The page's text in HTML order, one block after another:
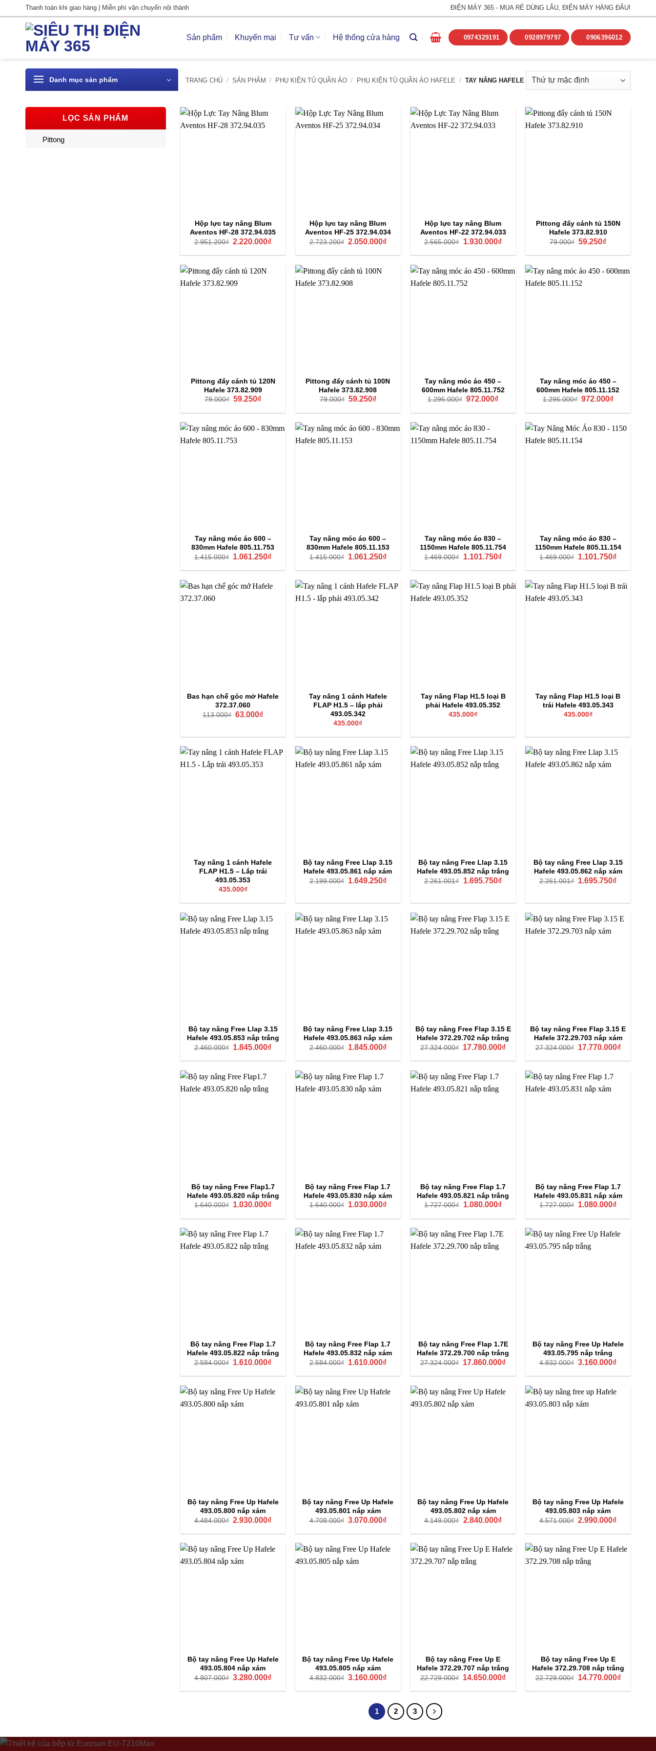
qua
Thanh toán khi giao hàng | Miễn phí vận chuyển nội thành ĐIỆN MÁY 365 - MUA RẺ DÙNG LÂU, ĐIỆN MÁY HÀNG ĐẦU!
Sản phẩm Khuyến mại Tư vấn Hệ thống cửa hàng 0974329191 0928979797 0906396012
Danh mục sản phẩm TRANG CHỦ / SẢN PHẨM / PHỤ KIỆN TỦ QUẦN ÁO / PHỤ KIỆN TỦ QUẦN ÁO HAFELE / TAY NÂNG HAFELE
LỌC SẢN PHẨM
Pittong
Hộp lực tay nâng Blum
Aventos HF-28 372.94.035
2.951.200₫ Giá
là:
2.220.000₫Giá
tại
2.220.000₫.
Hộp lực tay nâng Blum
Aventos HF-25 372.94.034
2.723.200₫ Giá
là:
2.050.000₫Giá
tại
2.050.000₫.
Hộp lực tay nâng Blum
Aventos HF-22 372.94.033
2.565.000₫ Giá
là:
1.930.000₫Giá
tại
1.930.000₫.
Pittong đẩy cánh tủ 150N
Hafele 373.82.910
79.000₫ Giá
là:
59.250₫Giá
tại
59.250₫.
Pittong đẩy cánh tủ 120N
Hafele 373.82.909
79.000₫ Giá
là:
59.250₫Giá
tại
59.250₫.
Pittong đẩy cánh tủ 100N
Hafele 373.82.908
79.000₫ Giá
là:
59.250₫Giá
tại
59.250₫.
Tay nâng móc áo 450 –
600mm Hafele 805.11.752
1.296.000₫ Giá
là:
972.000₫Giá
tại
972.000₫.
Tay nâng móc áo 450 –
600mm Hafele 805.11.152
1.296.000₫ Giá
là:
972.000₫Giá
tại
972.000₫.
Tay nâng móc áo 600 –
830mm Hafele 805.11.753
1.415.000₫ Giá
là:
1.061.250₫Giá
tại
1.061.250₫.
Tay nâng móc áo 600 –
830mm Hafele 805.11.153
1.415.000₫ Giá
là:
1.061.250₫Giá
tại
1.061.250₫.
Tay nâng móc áo 830 –
1150mm Hafele 805.11.754
1.469.000₫ Giá
là:
1.101.750₫Giá
tại
1.101.750₫.
Tay nâng móc áo 830 –
1150mm Hafele 805.11.154
1.469.000₫ Giá
là:
1.101.750₫Giá
tại
1.101.750₫.
Bas hạn chế góc mở Hafele
372.37.060
113.000₫ Giá
63.000₫Giá
Tay nâng 1 cánh Hafele
FLAP H1.5 – lắp phải
493.05.342
435.000₫
Tay nâng Flap H1.5 loại B
phải Hafele 493.05.352
435.000₫
Tay nâng Flap H1.5 loại B
trái Hafele 493.05.343
435.000₫
Tay nâng 1 cánh Hafele
FLAP H1.5 – Lắp trái
493.05.353
435.000₫
Bộ tay nâng Free Llap 3.15
Hafele 493.05.861 nắp xám
2.199.000₫ Giá
1.649.250₫Giá
Bộ tay nâng Free Llap 3.15
Hafele 493.05.852 nắp trắng
2.261.001₫ Giá
1.695.750₫Giá
Bộ tay nâng Free Llap 3.15
Hafele 493.05.862 nắp xám
2.261.001₫ Giá
1.695.750₫Giá
Bộ tay nâng Free Llap 3.15
Hafele 493.05.853 nắp trắng
2.460.000₫ Giá
là:
1.845.000₫Giá
tại
1.845.000₫.
Bộ tay nâng Free Llap 3.15
Hafele 493.05.863 nắp xám
2.460.000₫ Giá
là:
1.845.000₫Giá
tại
1.845.000₫.
Bộ tay nâng Free Flap 3.15 E
Hafele 372.29.702 nắp trắng
27.324.000₫ Giá
là:
17.780.000₫Giá
tại
17.780.000₫.
Bộ tay nâng Free Flap 3.15 E
Hafele 372.29.703 nắp xám
27.324.000₫ Giá
là:
17.770.000₫Giá
tại
Bộ tay nâng Free Flap1.7
Hafele 493.05.820 nắp trắng
1.640.000₫ Giá
là:
1.030.000₫Giá
tại
1.030.000₫.
Bộ tay nâng Free Flap 1.7
Hafele 493.05.830 nắp xám
1.640.000₫ Giá
là:
1.030.000₫Giá
tại
1.030.000₫.
Bộ tay nâng Free Flap 1.7
Hafele 493.05.821 nắp trắng
1.727.000₫ Giá
là:
1.080.000₫Giá
tại
1.080.000₫.
Bộ tay nâng Free Flap 1.7
Hafele 493.05.831 nắp xám
1.727.000₫ Giá
là:
1.080.000₫Giá
tại
1.080.000₫.
Bộ tay nâng Free Flap 1.7
Hafele 493.05.822 nắp trắng
2.584.000₫ Giá
là:
1.610.000₫Giá
tại
1.610.000₫.
Bộ tay nâng Free Flap 1.7
Hafele 493.05.832 nắp xám
2.584.000₫ Giá
là:
1.610.000₫Giá
tại
1.610.000₫.
Bộ tay nâng Free Flap 1.7E
Hafele 372.29.700 nắp trắng
27.324.000₫ Giá
là:
17.860.000₫Giá
tại
17.860.000₫.
Bộ tay nâng Free Up Hafele
493.05.795 nắp trắng
4.832.000₫ Giá
là:
3.160.000₫Giá
tại
Bộ tay nâng Free Up Hafele
493.05.800 nắp xám
4.484.000₫ Giá
là:
2.930.000₫Giá
tại
2.930.000₫.
Bộ tay nâng Free Up Hafele
493.05.801 nắp xám
4.708.000₫ Giá
là:
3.070.000₫Giá
tại
3.070.000₫.
Bộ tay nâng Free Up Hafele
493.05.802 nắp xám
4.149.000₫ Giá
là:
2.840.000₫Giá
tại
2.840.000₫.
Bộ tay nâng Free Up Hafele
493.05.803 nắp xám
4.571.000₫ Giá
là:
2.990.000₫Giá
tại
2.990.000₫.
Bộ tay nâng Free Up Hafele
493.05.804 nắp xám
4.807.000₫ Giá
là:
3.280.000₫Giá
tại
Bộ tay nâng Free Up Hafele
493.05.805 nắp xám
4.832.000₫ Giá
là:
3.160.000₫Giá
tại
3.160.000₫.
Bộ tay nâng Free Up E
Hafele 372.29.707 nắp trắng
22.729.000₫ Giá
là:
14.650.000₫Giá
tại
Bộ tay nâng Free Up E
Hafele 372.29.708 nắp trắng
22.729.000₫ Giá
là:
14.770.000₫Giá
tại
1 2 3